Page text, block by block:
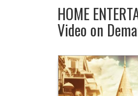
HOME
Video on